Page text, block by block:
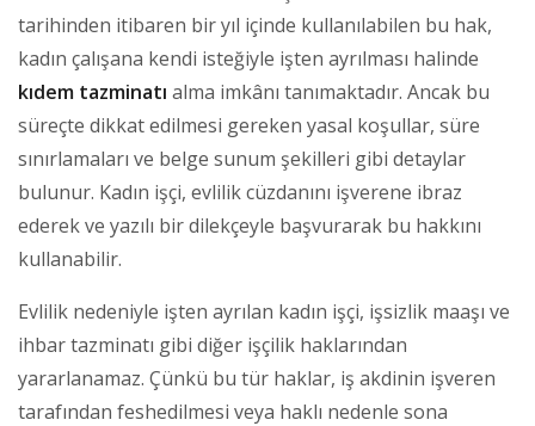
tarihinden itibaren bir yıl içinde kullanılabilen bu hak,
kadın çalışana kendi isteğiyle işten ayrılması halinde
kıdem tazminatı alma imkânı tanımaktadır. Ancak bu
süreçte dikkat edilmesi gereken yasal koşullar, süre
sınırlamaları ve belge sunum şekilleri gibi detaylar
bulunur. Kadın işçi, evlilik cüzdanını işverene ibraz
ederek ve yazılı bir dilekçeyle başvurarak bu hakkını
kullanabilir.
Evlilik nedeniyle işten ayrılan kadın işçi, işsizlik maaşı ve
ihbar tazminatı gibi diğer işçilik haklarından
yararlanamaz. Çünkü bu tür haklar, iş akdinin işveren
tarafından feshedilmesi veya haklı nedenle sona